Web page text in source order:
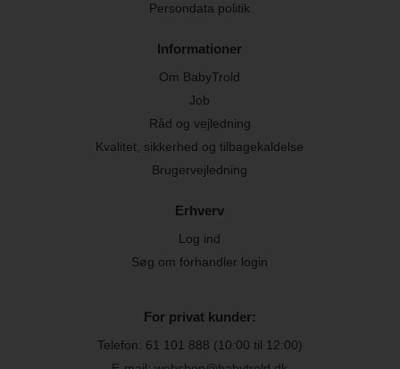
Persondata politik
Informationer
Om BabyTrold
Job
Råd og vejledning
Kvalitet, sikkerhed og tilbagekaldelse
Brugervejledning
Erhverv
Log ind
Søg om forhandler login
For privat kunder:
Telefon: 61 101 888 (10:00 til 12:00)